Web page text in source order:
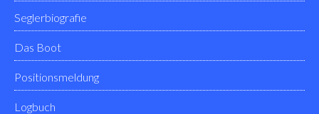
Seglerbiografie
Das Boot
Positionsmeldung
Logbuch